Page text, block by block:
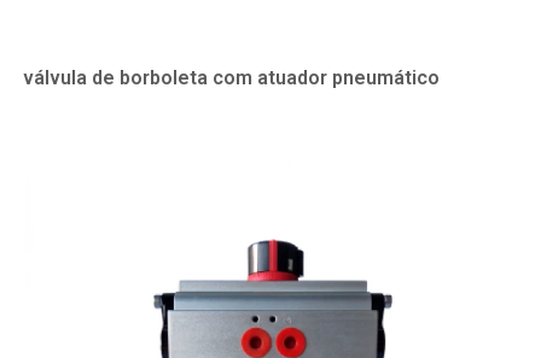
válvula de borboleta com atuador pneumático